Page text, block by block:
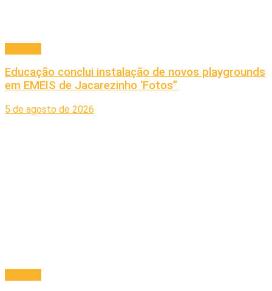
Educação conclui instalação de novos playgrounds
em EMEIS de Jacarezinho ‘Fotos”
5 de agosto de 2026